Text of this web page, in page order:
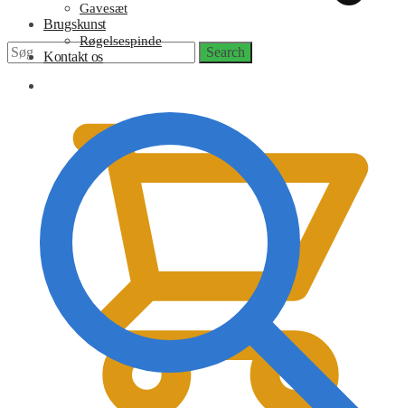
Search
for:
Search
Gavesæt
Brugskunst
Røgelsespinde
Kontakt os